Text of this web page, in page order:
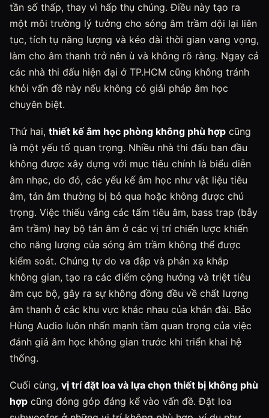
tần số thấp, thay vì hấp thụ chúng. Điều này tạo ra
một môi trường lý tưởng cho sóng âm trầm dội lại liên
tục, tích tụ năng lượng và kéo dài thời gian vang vọng,
làm cho âm thanh trở nên ù và không rõ ràng. Ngay cả
các nhà thi đấu hiện đại ở TP.HCM cũng không tránh
khỏi vấn đề này nếu không có giải pháp âm học
chuyên biệt.
Thứ hai, thiết kế âm học phòng không phù hợp cũng
là một yếu tố quan trọng. Nhiều nhà thi đấu ban đầu
không được xây dựng với mục tiêu chính là biểu diễn
âm nhạc, do đó, các yếu kế âm học như vật liệu tiêu
âm, tán âm thường bị bỏ qua hoặc không được chú
trọng. Việc thiếu vắng các tấm tiêu âm, bass trap (bẫy
âm trầm) hay bộ tán âm ở các vị trí chiến lược khiến
cho năng lượng của sóng âm trầm không thể được
kiểm soát. Chúng tự do va đập và phản xạ khắp
không gian, tạo ra các điểm cộng hưởng và triệt tiêu
âm cục bộ, gây ra sự không đồng đều về chất lượng
âm thanh ở các khu vực khác nhau của khán đài. Bảo
Hùng Audio luôn nhấn mạnh tầm quan trọng của việc
đánh giá âm học không gian trước khi triển khai hệ
thống.
Cuối cùng, vị trí đặt loa và lựa chọn thiết bị không phù
hợp cũng đóng góp đáng kể vào vấn đề. Đặt loa